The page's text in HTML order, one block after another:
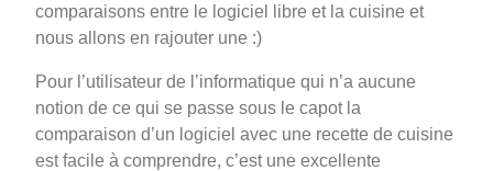
comparaisons entre le logiciel libre et la cuisine et
nous allons en rajouter une :)
Pour l’utilisateur de l’informatique qui n’a aucune
notion de ce qui se passe sous le capot la
comparaison d’un logiciel avec une recette de cuisine
est facile à comprendre, c’est une excellente